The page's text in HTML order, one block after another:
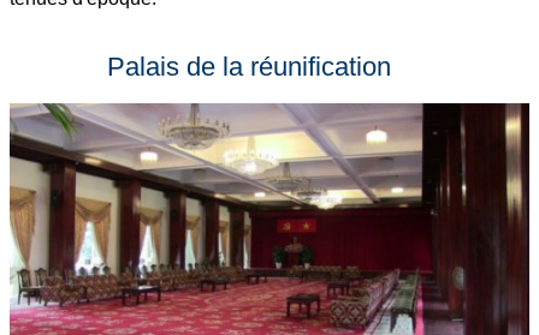
Palais de la réunification